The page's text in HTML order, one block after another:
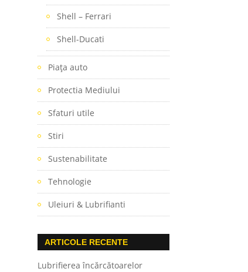
Shell – Ferrari
Shell-Ducati
Piaţa auto
Protectia Mediului
Sfaturi utile
Stiri
Sustenabilitate
Tehnologie
Uleiuri & Lubrifianti
ARTICOLE RECENTE
Lubrifierea încărcătoarelor